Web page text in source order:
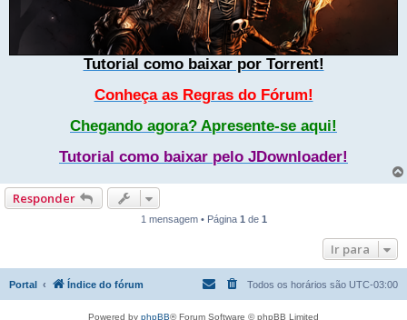
Tutorial como baixar por Torrent!
Conheça as Regras do Fórum!
Chegando agora? Apresente-se aqui!
Tutorial como baixar pelo JDownloader!
Responder
1 mensagem • Página 1 de 1
Ir para
Portal Índice do fórum Todos os horários são UTC-03:00
Powered by phpBB® Forum Software © phpBB Limited